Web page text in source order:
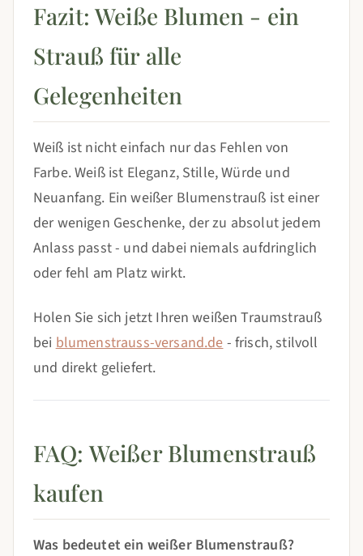
Fazit: Weiße Blumen - ein
Strauß für alle
Gelegenheiten
Weiß ist nicht einfach nur das Fehlen von
Farbe. Weiß ist Eleganz, Stille, Würde und
Neuanfang. Ein weißer Blumenstrauß ist einer
der wenigen Geschenke, der zu absolut jedem
Anlass passt - und dabei niemals aufdringlich
oder fehl am Platz wirkt.
Holen Sie sich jetzt Ihren weißen Traumstrauß
beiblumenstrauss-versand.de- frisch, stilvoll
und direkt geliefert.
FAQ: Weißer Blumenstrauß
kaufen
Was bedeutet ein weißer Blumenstrauß?